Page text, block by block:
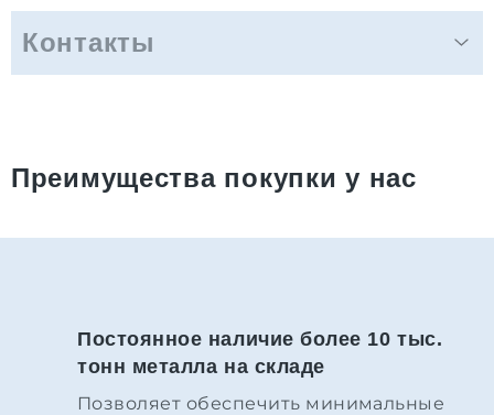
Контакты
Преимущества покупки у нас
Постоянное наличие более 10 тыс.
тонн металла на складе
Позволяет обеспечить минимальные